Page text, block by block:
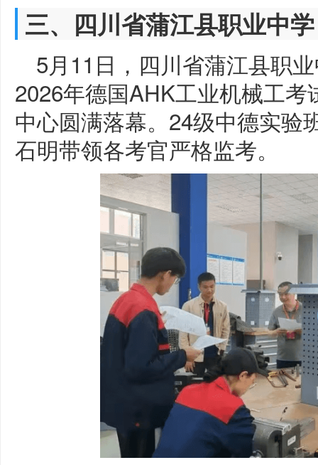
三、四川省蒲江县职业中
5月11日，四川省蒲江县职
2026年德国AHK工业机械工
中心圆满落幕。24级中德实验
石明带领各考官严格监考。